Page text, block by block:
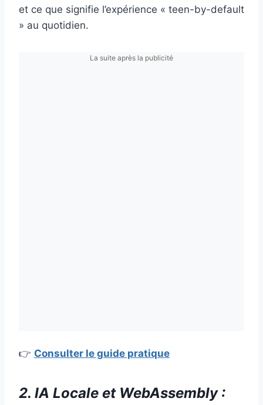
et ce que signifie l’expérience « teen-by-default
» au quotidien.
La suite après la publicité
👉 Consulter le guide pratique
2. IA Locale et WebAssembly :